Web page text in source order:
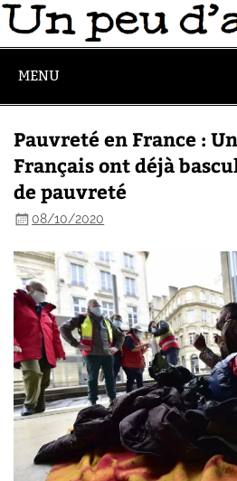
MENU
Pauvreté en France :
Français ont déjà
de pauvreté
08/10/2020